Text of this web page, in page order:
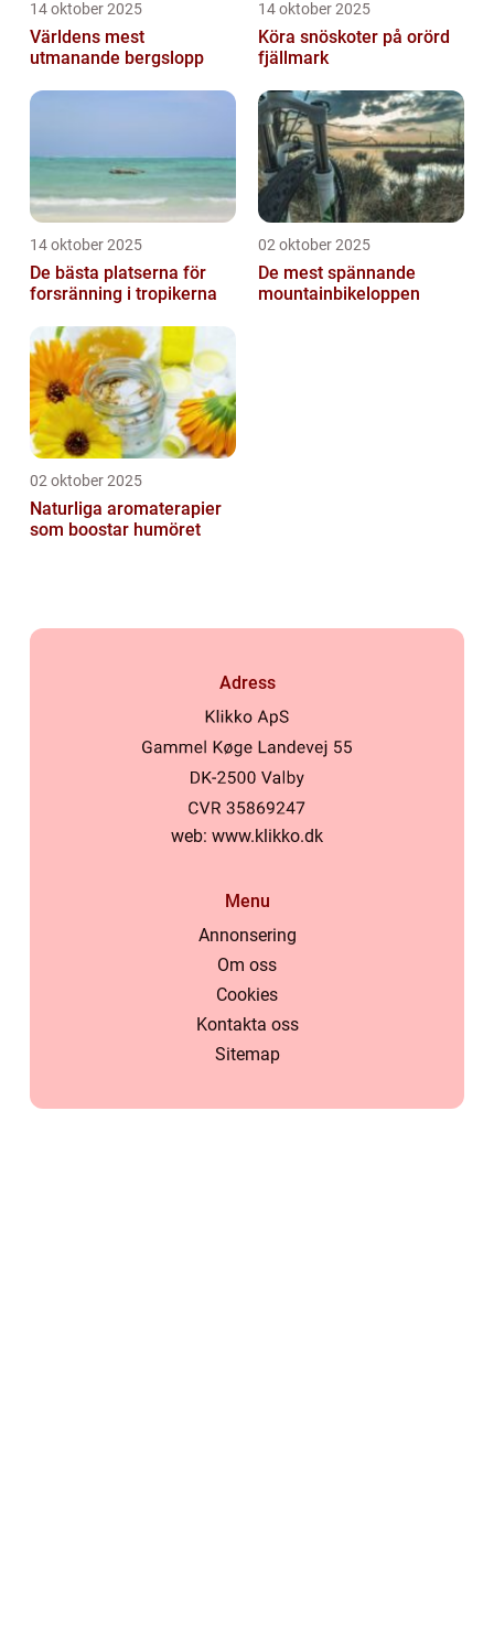
14 oktober 2025
Världens mest
utmanande bergslopp
14 oktober 2025
Köra snöskoter på orörd
fjällmark
14 oktober 2025
De bästa platserna för
forsränning i tropikerna
02 oktober 2025
De mest spännande
mountainbikeloppen
02 oktober 2025
Naturliga aromaterapier
som boostar humöret
Adress
web: www.klikko.dk
Menu
Annonsering
Om oss
Cookies
Kontakta oss
Sitemap